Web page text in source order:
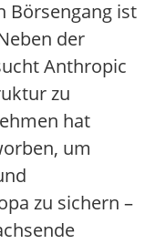
Börsengang ist
der
Anthropic
zu
hat
um
zu sichern –